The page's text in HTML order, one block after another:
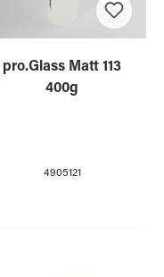
pro.Glass Matt 113
400g
4905121